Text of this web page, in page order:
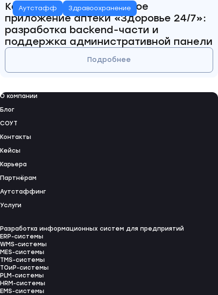
Аутстафф Здравоохранение
Как мы усилили мобильное
приложение аптеки «Здоровье 24/7»:
разработка backend-части и
поддержка административной панели
Подробнее
О компании
Блог
СОУТ
Контакты
Кейсы
Карьера
Партнёрам
Аутстаффинг
Услуги
Разработка информационных систем для предприятий
ERP-системы
WMS-системы
MES-системы
TMS-системы
ТОиР-системы
PLM-системы
HRM-системы
EMS-системы